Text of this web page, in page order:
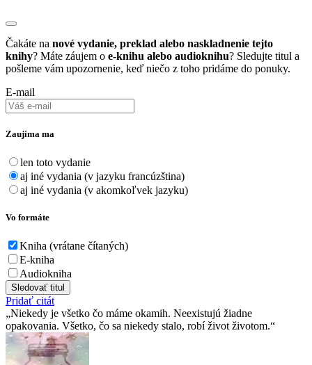
Čakáte na nové vydanie, preklad alebo naskladnenie tejto
knihy? Máte záujem o e-knihu alebo audioknihu? Sledujte titul a
pošleme vám upozornenie, keď niečo z toho pridáme do ponuky.
E-mail
Zaujíma ma
len toto vydanie
aj iné vydania (v jazyku francúzština)
aj iné vydania (v akomkoľvek jazyku)
Vo formáte
Kniha (vrátane čítaných)
E-kniha
Audiokniha
Sledovať titul
Pridať citát
Niekedy je všetko čo máme okamih. Neexistujú žiadne
opakovania. Všetko, čo sa niekedy stalo, robí život životom.